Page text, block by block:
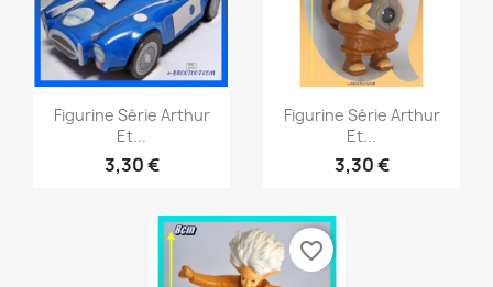
Aperçu rapide
Figurine Série Arthur
Et...
3,30 €
Aperçu rapide
Figurine Série Arthur
Et...
3,30 €
favorite_border